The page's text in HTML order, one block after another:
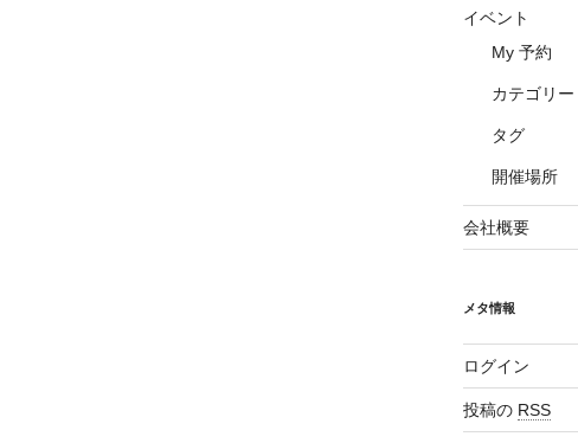
イベント
My 予約
カテゴリー
タグ
開催場所
会社概要
メタ情報
ログイン
投稿の RSS